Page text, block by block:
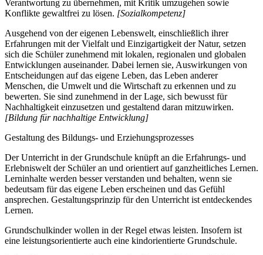
Verantwortung zu übernehmen, mit Kritik umzugehen sowie
Konflikte gewaltfrei zu lösen. [Sozialkompetenz]
Ausgehend von der eigenen Lebenswelt, einschließlich ihrer
Erfahrungen mit der Vielfalt und Einzigartigkeit der Natur, setzen
sich die Schüler zunehmend mit lokalen, regionalen und globalen
Entwicklungen auseinander. Dabei lernen sie, Auswirkungen von
Entscheidungen auf das eigene Leben, das Leben anderer
Menschen, die Umwelt und die Wirtschaft zu erkennen und zu
bewerten. Sie sind zunehmend in der Lage, sich bewusst für
Nachhaltigkeit einzusetzen und gestaltend daran mitzuwirken.
[Bildung für nachhaltige Entwicklung]
Gestaltung des Bildungs- und Erziehungsprozesses
Der Unterricht in der Grundschule knüpft an die Erfahrungs- und
Erlebniswelt der Schüler an und orientiert auf ganzheitliches Lernen.
Lerninhalte werden besser verstanden und behalten, wenn sie
bedeutsam für das eigene Leben erscheinen und das Gefühl
ansprechen. Gestaltungsprinzip für den Unterricht ist entdeckendes
Lernen.
Grundschulkinder wollen in der Regel etwas leisten. Insofern ist
eine leistungsorientierte auch eine kindorientierte Grundschule.